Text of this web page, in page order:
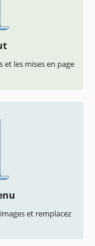
et les mises en page
et remplacez